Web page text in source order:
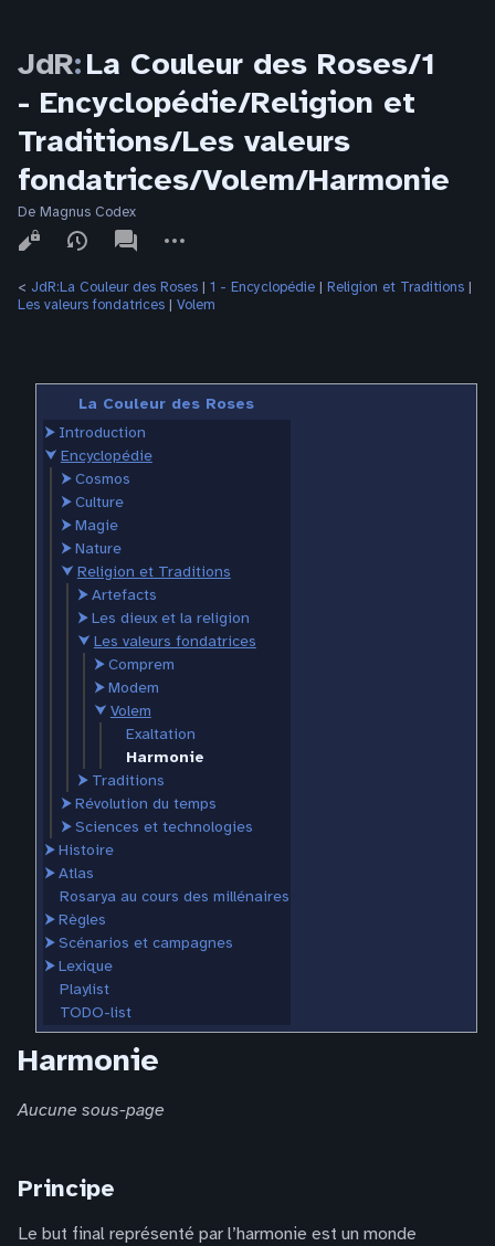
JdR:La Couleur des Roses/1
- Encyclopédie/Religion et
Traditions/Les valeurs
fondatrices/Volem/Harmonie
De Magnus Codex
Affichages
associated-
pages
actions
< JdR:La Couleur des Roses ‎ | 1 - Encyclopédie ‎ | Religion et Traditions ‎ |
Les valeurs fondatrices ‎ | Volem
La Couleur des Roses
⮞ Introduction
⮟ Encyclopédie
⮞Cosmos
⮞Culture
⮞Magie
⮞Nature
⮟ Religion et Traditions
⮞Artefacts
⮞Les dieux et la religion
⮟ Les valeurs fondatrices
⮞Comprem
⮞Modem
⮟ Volem
Exaltation
Harmonie
⮞ Traditions
⮞Révolution du temps
⮞Sciences et technologies
⮞Histoire
⮞Atlas
Rosarya au cours des millénaires
⮞Règles
⮞Scénarios et campagnes
⮞Lexique
Playlist
TODO-list
Harmonie
Aucune sous-page
Principe
Le but final représenté par l’harmonie est un monde